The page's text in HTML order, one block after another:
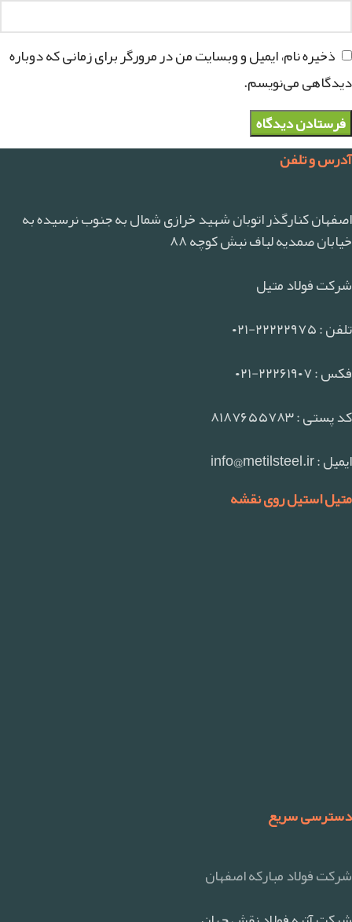
ذخیره نام، ایمیل و وبسایت من در مرورگر برای زمانی که دوباره
دیدگاهی می‌نویسم.
آدرس و تلفن
اصفهان کنارگذر اتوبان شهید خرازی شمال به جنوب نرسیده به
خیابان صمدیه لباف نبش کوچه ۸۸
شرکت فولاد متیل
تلفن : ۲۲۲۲۲۹۷۵-۰۲۱
فکس : ۲۲۲۶۱۹۰۷-۰۲۱
کد پستی : ۸۱۸۷۶۵۵۷۸۳
ایمیل : info@metilsteel.ir
متیل استیل روی نقشه
دسترسی سریع
شرکت فولاد مبارکه اصفهان